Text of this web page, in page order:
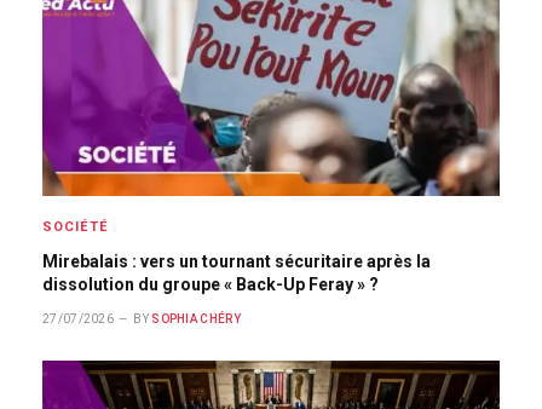
SOCIÉTÉ
Mirebalais : vers un tournant sécuritaire après la
dissolution du groupe « Back-Up Feray » ?
27/07/2026 BY SOPHIA CHÉRY